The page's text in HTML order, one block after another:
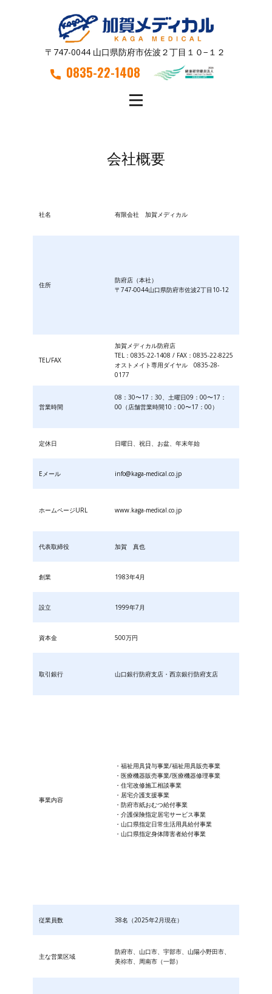
〒747-0044 山口県防府市佐波２丁目１０−１２
0835-22-1408
会社概要
社名 有限会社 加賀メディカル
住所
防府店（本社）
〒747-0044山口県防府市佐波2丁目10-12
TEL/FAX
加賀メディカル防府店
TEL：0835-22-1408 / FAX：0835-22-8225
オストメイト専用ダイヤル 0835-28-
0177
営業時間
08：30〜17：30、土曜日09：00〜17：
00（店舗営業時間10：00〜17：00）
定休日 日曜日、祝日、お盆、年末年始
Eメール info@kaga-medical.co.jp
ホームページURL www.kaga-medical.co.jp
代表取締役 加賀 真也
創業 1983年4月
設立 1999年7月
資本金 500万円
取引銀行 山口銀行防府支店・西京銀行防府支店
事業内容
・福祉用具貸与事業/福祉用具販売事業
・医療機器販売事業/医療機器修理事業
・住宅改修施工相談事業
・居宅介護支援事業
・防府市紙おむつ給付事業
・​介護保険指定居宅サービス事業
・山口県指定日常生活用具給付事業
・山口県指定身体障害者給付事業
従業員数 38名（2025年2月現在）
主な営業区域
防府市、山口市、宇部市、山陽小野田市、
美祢市、周南市（一部）